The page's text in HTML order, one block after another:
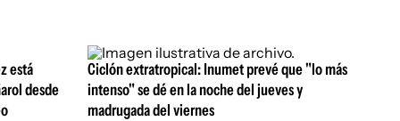
está
desde
Ciclón extratropical: Inumet prevé que "lo más
intenso" se dé en la noche del jueves y
madrugada del viernes